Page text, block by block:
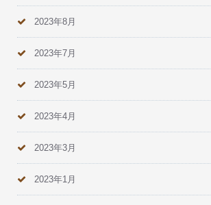
2023年8月
2023年7月
2023年5月
2023年4月
2023年3月
2023年1月